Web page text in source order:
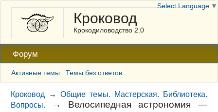
Кроковод
Крокодиловодство 2.0
Форум
Активные темы Темы без ответов
Кроковод →Общие темы. Мастерская. Библиотека.
Вопросы.
→ Велосипедная астрономия —
Select Language ▼